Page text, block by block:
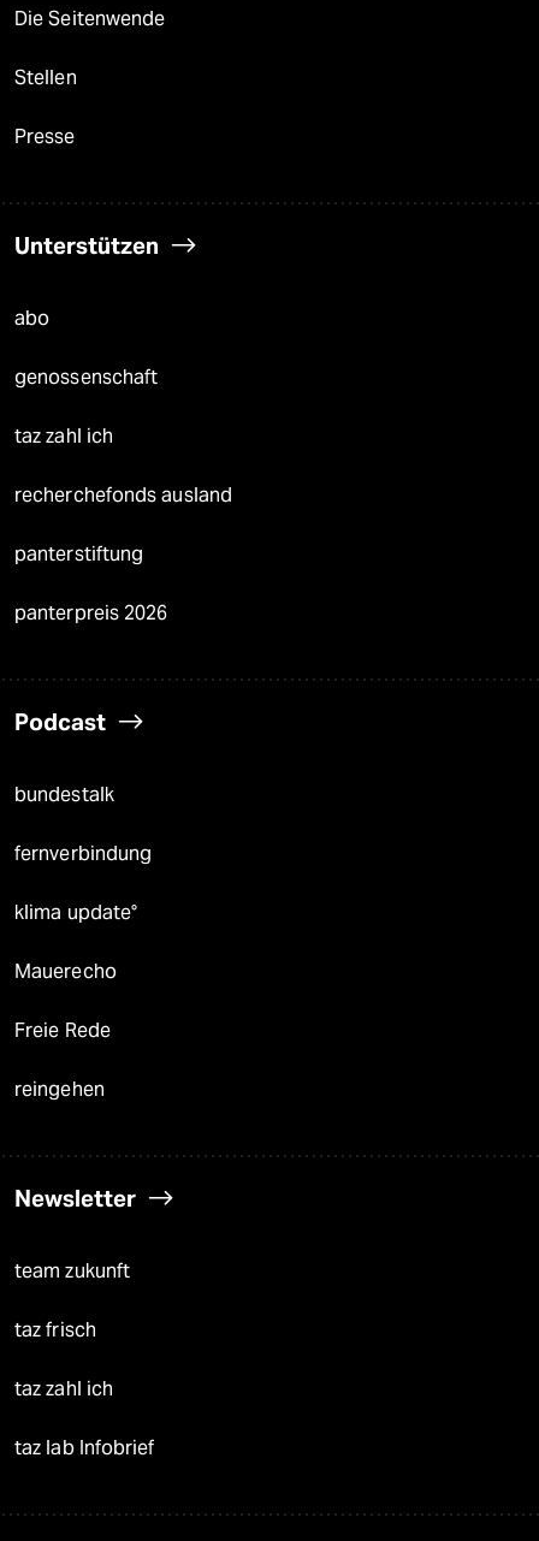
Die Seitenwende
Stellen
Presse
Unterstützen
abo
genossenschaft
taz zahl ich
recherchefonds ausland
panterstiftung
panterpreis 2026
Podcast
bundestalk
fernverbindung
klima update°
Mauerecho
Freie Rede
reingehen
Newsletter
team zukunft
taz frisch
taz zahl ich
taz lab Infobrief